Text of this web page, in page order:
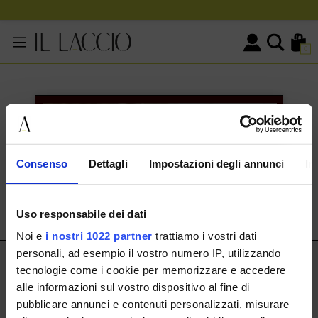
Consenso Dettagli Impostazioni degli annunci
Uso responsabile dei dati
Noi e i nostri 1022 partner trattiamo i vostri dati
personali, ad esempio il vostro numero IP, utilizzando
tecnologie come i cookie per memorizzare e accedere
alle informazioni sul vostro dispositivo al fine di
pubblicare annunci e contenuti personalizzati, misurare
0
KONTAKTINFORMATIONEN
Via Cassala 20 25126 Brescia
+393291008001
IL LACCIO
IL LACCIO